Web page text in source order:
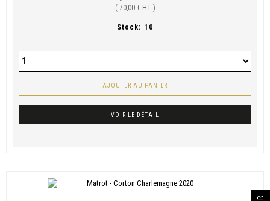
( 70,00 € HT )
Stock: 10
AJOUTER AU PANIER
VOIR LE DÉTAIL